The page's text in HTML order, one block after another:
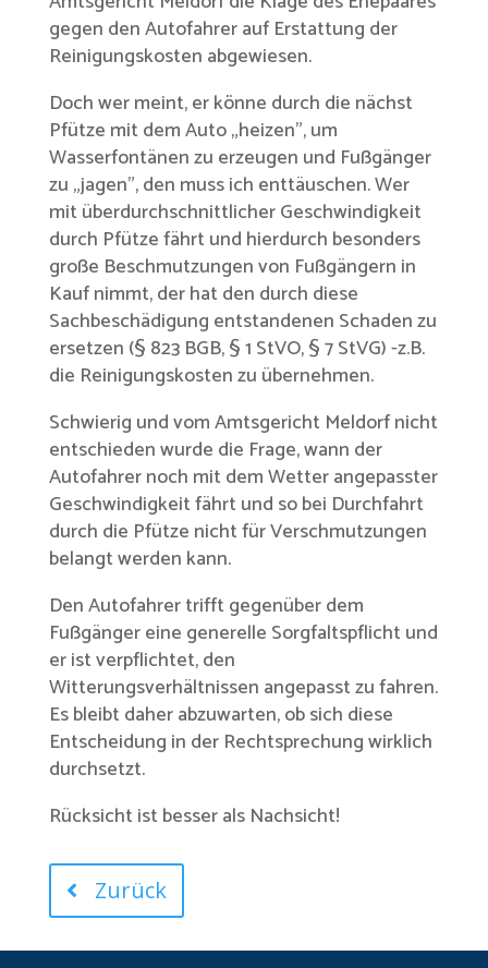
gegen den Autofahrer auf Erstattung der
Reinigungskosten abgewiesen.
Doch wer meint, er könne durch die nächst
Pfütze mit dem Auto „heizen”, um
Wasserfontänen zu erzeugen und Fußgänger
zu „jagen”, den muss ich enttäuschen. Wer
mit überdurchschnittlicher Geschwindigkeit
durch Pfütze fährt und hierdurch besonders
große Beschmutzungen von Fußgängern in
Kauf nimmt, der hat den durch diese
Sachbeschädigung entstandenen Schaden zu
ersetzen (§ 823 BGB, § 1 StVO, § 7 StVG) -z.B.
die Reinigungskosten zu übernehmen.
Schwierig und vom Amtsgericht Meldorf nicht
entschieden wurde die Frage, wann der
Autofahrer noch mit dem Wetter angepasster
Geschwindigkeit fährt und so bei Durchfahrt
durch die Pfütze nicht für Verschmutzungen
belangt werden kann.
Den Autofahrer trifft gegenüber dem
Fußgänger eine generelle Sorgfaltspflicht und
er ist verpflichtet, den
Witterungsverhältnissen angepasst zu fahren.
Es bleibt daher abzuwarten, ob sich diese
Entscheidung in der Rechtsprechung wirklich
durchsetzt.
Rücksicht ist besser als Nachsicht!
Zurück